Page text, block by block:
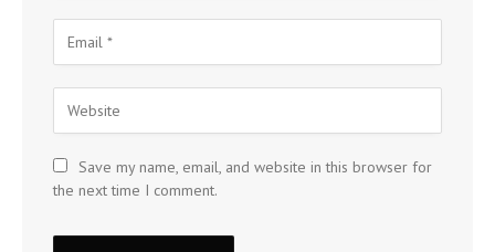
Save my name, email, and website in this browser for
the next time I comment.